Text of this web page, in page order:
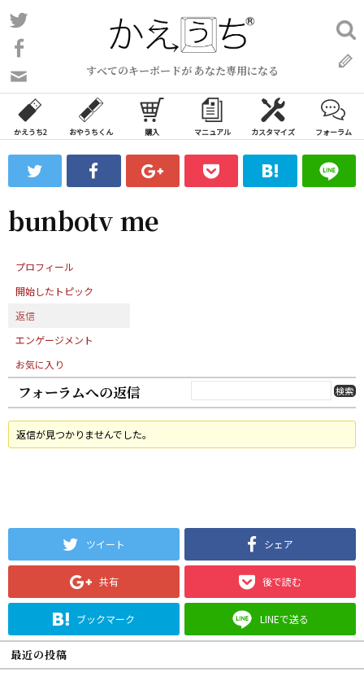
コ
ン
ン
ツ
ス
ッ
プ
すべてのキーボードが あなた専用になる
い
合
わ
フ
ォ
ム
検
索:
かえうち2 おやうちくん 購入 マニュアル カスタマイズ フォーラム
bunbotv me
プロフィール
開始したトピック
返信
エンゲージメント
お気に入り
フォーラムへの返信
返信が見つかりませんでした。
ツイート シェア
共有 後で読む
ブックマーク LINEで送る
最近の投稿